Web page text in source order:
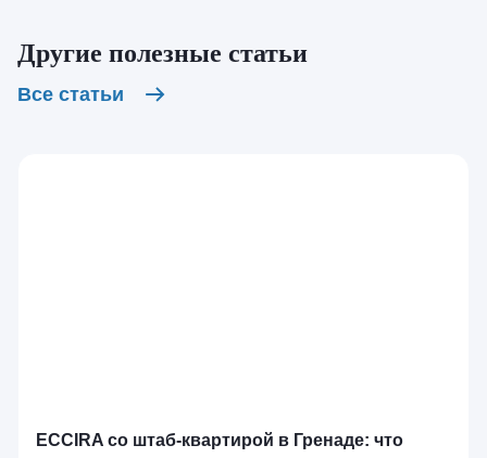
Другие полезные статьи
Все статьи
ECCIRA со штаб-квартирой в Гренаде: что